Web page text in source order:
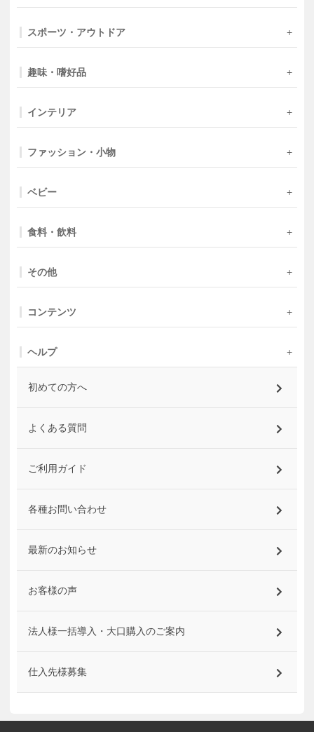
スポーツ・アウトドア
趣味・嗜好品
インテリア
ファッション・小物
ベビー
食料・飲料
その他
コンテンツ
ヘルプ
初めての方へ
よくある質問
ご利用ガイド
各種お問い合わせ
最新のお知らせ
お客様の声
法人様一括導入・大口購入のご案内
仕入先様募集